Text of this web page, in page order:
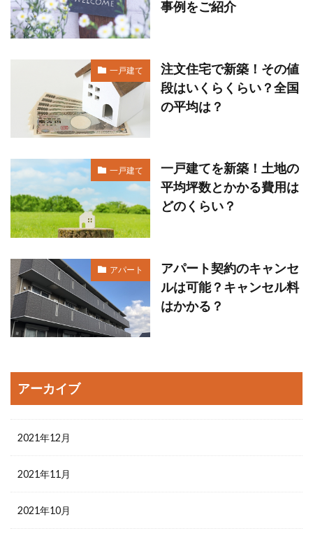
事例をご紹介
一戸建て
注文住宅で新築！その値
段はいくらくらい？全国
の平均は？
一戸建て
一戸建てを新築！土地の
平均坪数とかかる費用は
どのくらい？
アパート
アパート契約のキャンセ
ルは可能？キャンセル料
はかかる？
アーカイブ
2021年12月
2021年11月
2021年10月